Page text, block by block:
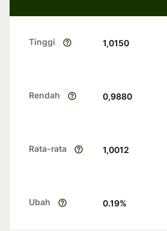
Tinggi 1,0150
Rendah 0,9880
Rata-rata 1,0012
Ubah 0.19%